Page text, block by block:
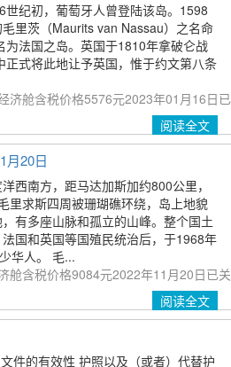
纪初，葡萄牙人曾登陆该岛。1598
里茨（Maurits van Nassau）之名命
法国之岛。英国于1810年拿破仑战
式将此地让予英国，惟于约文第八条
济舱含税价格5576元2023年01月16日已
阅读全文
月20日
西南方，距马达加斯加约800公里，
里求斯四周被珊瑚礁环绕，岛上地貌
有多座山脉和孤立的山峰。整个国土
国和英国等国殖民统治后，于1968年
华人。 毛...
舱含税价格9084元2022年11月20日已关
阅读全文
件的有效性 护照以及（或者）代替护